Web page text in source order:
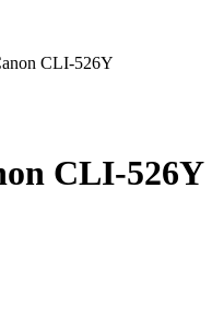
CLI-526Y
CLI-526Y